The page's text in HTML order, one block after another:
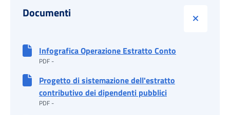
Documenti
Infografica Operazione Estratto Conto
PDF -
Progetto di sistemazione dell'estratto
contributivo dei dipendenti pubblici
PDF -